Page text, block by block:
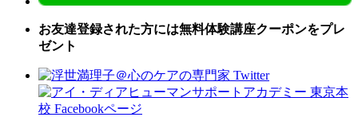
お友達登録された方には無料体験講座クーポンをプレ
ゼント